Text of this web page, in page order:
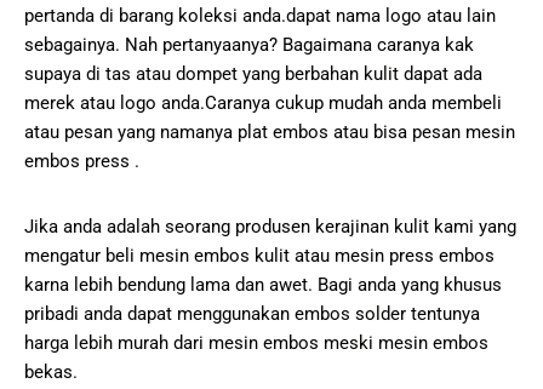
pertanda di barang koleksi anda.dapat nama logo atau lain
sebagainya. Nah pertanyaanya? Bagaimana caranya kak
supaya di tas atau dompet yang berbahan kulit dapat ada
merek atau logo anda.Caranya cukup mudah anda membeli
atau pesan yang namanya plat embos atau bisa pesan mesin
embos press .
Jika anda adalah seorang produsen kerajinan kulit kami yang
mengatur beli mesin embos kulit atau mesin press embos
karna lebih bendung lama dan awet. Bagi anda yang khusus
pribadi anda dapat menggunakan embos solder tentunya
harga lebih murah dari mesin embos meski mesin embos
bekas.